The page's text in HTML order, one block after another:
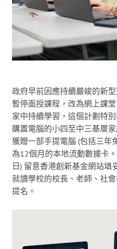
政府早前因應持續嚴峻的新
暫停面授課程，改為網上課
家中持續學習，這個計劃特
購置電腦的小四至中三基層
獲贈一部手提電腦 (包括三年
為12個月的本地流動數據卡
日) 留意香港創新基金網站
就讀學校的校長、老師、社
提名。